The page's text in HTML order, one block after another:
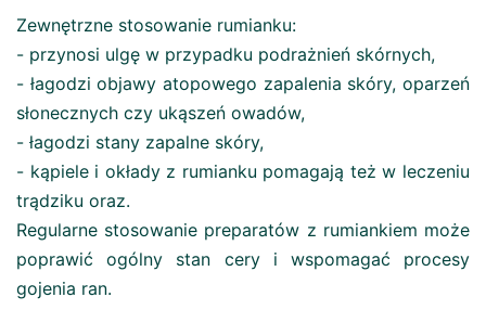
Zewnętrzne stosowanie rumianku:
- przynosi ulgę w przypadku podrażnień skórnych,
- łagodzi objawy atopowego zapalenia skóry, oparzeń
słonecznych czy ukąszeń owadów,
- łagodzi stany zapalne skóry,
- kąpiele i okłady z rumianku pomagają też w leczeniu
trądziku oraz.
Regularne stosowanie preparatów z rumiankiem może
poprawić ogólny stan cery i wspomagać procesy
gojenia ran.